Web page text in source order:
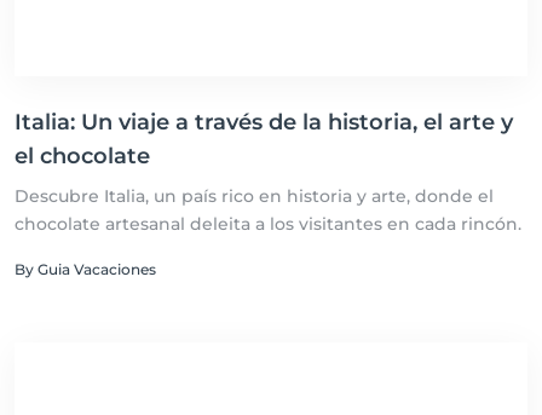
Italia: Un viaje a través de la historia, el arte y
el chocolate
Descubre Italia, un país rico en historia y arte, donde el
chocolate artesanal deleita a los visitantes en cada rincón.
By Guia Vacaciones